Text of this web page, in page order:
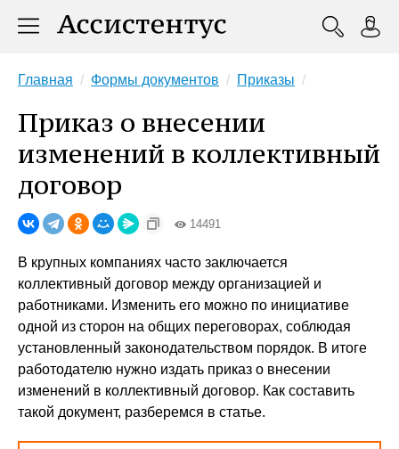
Главная Формы документов Приказы
Приказ о внесении
изменений в коллективный
договор
14491
В крупных компаниях часто заключается
коллективный договор между организацией и
работниками. Изменить его можно по инициативе
одной из сторон на общих переговорах, соблюдая
установленный законодательством порядок. В итоге
работодателю нужно издать приказ о внесении
изменений в коллективный договор. Как составить
такой документ, разберемся в статье.